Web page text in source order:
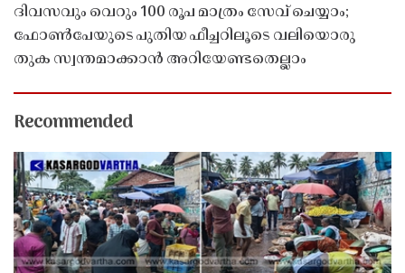
ദിവസവും വെറും 100 രൂപ മാത്രം സേവ് ചെയ്യാം;
ഫോൺപേയുടെ പുതിയ ഫീച്ചറിലൂടെ വലിയൊരു
തുക സ്വന്തമാക്കാൻ അറിയേണ്ടതെല്ലാം
Recommended